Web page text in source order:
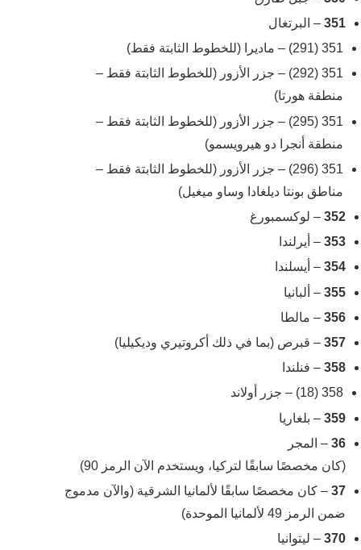
351 – البرتغال
351 (291) – ماديرا (للخطوط الثابتة فقط)
351 (292) – جزر الأزور (للخطوط الثابتة فقط –
منطقة هورتا)
351 (295) – جزر الأزور (للخطوط الثابتة فقط –
منطقة أنجرا دو هيرويسمو)
351 (296) – جزر الأزور (للخطوط الثابتة فقط –
مناطق بونتا ديلغادا وساو ميغيل)
352 – لوكسمبورغ
353 – أيرلندا
354 – أيسلندا
355 – ألبانيا
356 – مالطا
357 – قبرص (بما في ذلك أكروتيري وديكيليا)
358 – فنلندا
358 (18) – جزر أولاند
359 – بلغاريا
36 – المجر
(كان مخصصًا سابقًا لتركيا، ويستخدم الآن الرمز 90)
37 – كان مخصصًا سابقًا لألمانيا الشرقية (والآن مدموج
ضمن الرمز 49 لألمانيا الموحدة)
370 – ليتوانيا